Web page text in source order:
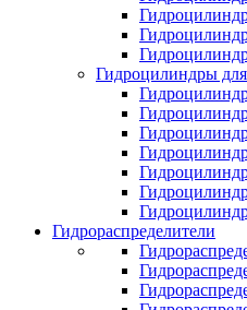
Гидроцилиндры
Гидрораспределители